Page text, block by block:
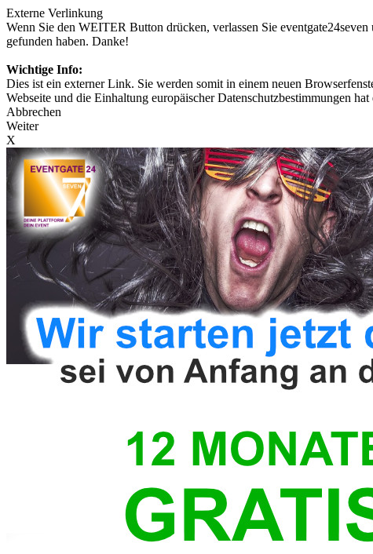
Externe Verlinkung
Wenn Sie den WEITER Button drücken, verlassen Sie
gefunden haben. Danke!
Wichtige Info:
Dies ist ein externer Link. Sie werden somit in einem neuen
Webseite und die Einhaltung europäischer Datenschutzbestimmungen
Abbrechen
Weiter
X